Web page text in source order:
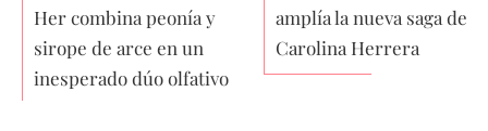
Her combina peonía y
sirope de arce en un
inesperado dúo olfativo
amplía la nueva saga de
Carolina Herrera